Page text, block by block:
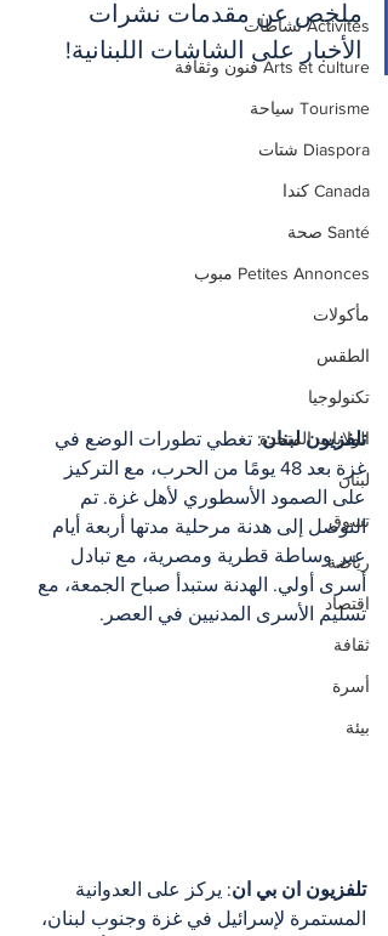
Activités نشاطات
Arts et culture فنون وثقافة
Tourisme سياحة
Diaspora شتات
Canada كندا
Santé صحة
Petites Annonces مبوب
مأكولات
الطقس
تكنولوجيا
الولايات المتحدة
لبنان
تسوق
رياضة
اقتصاد
ثقافة
أسرة
بيئة
ملخص عن مقدمات نشرات
الأخبار على الشاشات اللبنانية!
تلفزيون لبنان: تغطي تطورات الوضع في
غزة بعد 48 يومًا من الحرب، مع التركيز
على الصمود الأسطوري لأهل غزة. تم
التوصل إلى هدنة مرحلية مدتها أربعة أيام
عبر وساطة قطرية ومصرية، مع تبادل
أسرى أولي. الهدنة ستبدأ صباح الجمعة، مع
تسليم الأسرى المدنيين في العصر.
تلفزيون ان بي ان: يركز على العدوانية
المستمرة لإسرائيل في غزة وجنوب لبنان،